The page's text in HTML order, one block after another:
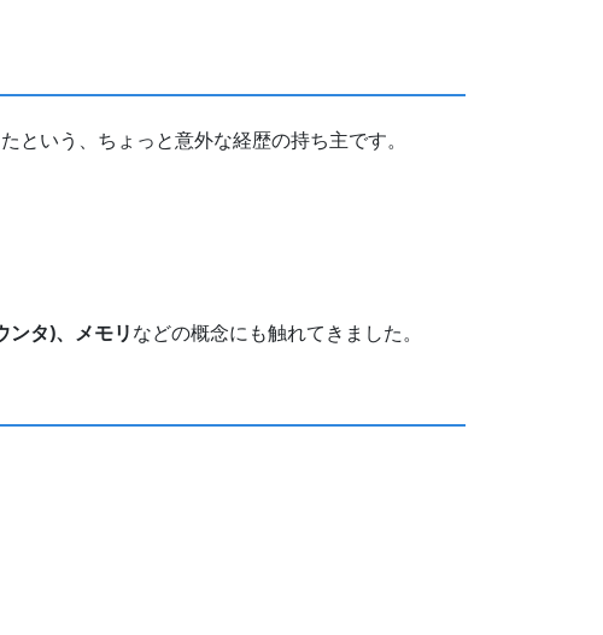
いう、ちょっと意外な経歴の持ち主です。
ンタ)、メモリなどの概念にも触れてきました。